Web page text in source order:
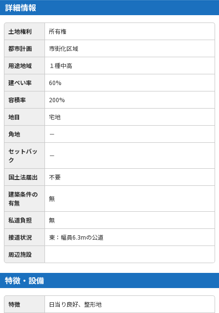
詳細情報
土地権利 所有権
都市計画 市街化区域
用途地域 １種中高
建ぺい率 60%
容積率 200%
地目 宅地
角地 －
セットバッ
ク
－
国土法届出 不要
建築条件の
有無
無
私道負担 無
接道状況 東：幅員6.3mの公道
周辺施設
特徴・設備
特徴 日当り良好、整形地